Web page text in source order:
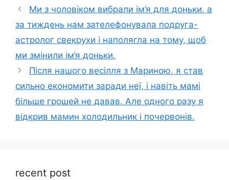
Ми з чоловіком вибрали ім’я для доньки, а
за тиждень нам зателефонувала подруга-
астролог свекрухи і наполягла на тому, щоб
ми змінили ім’я доньки.
Після нашого весілля з Мариною, я став
сильно економити заради неї, і навіть мамі
більше грошей не давав. Але одного разу я
відкрив мамин холодильник і почервонів.
recent post